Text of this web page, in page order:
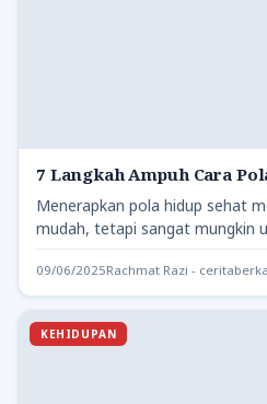
7 Langkah Ampuh Cara
Menerapkan pola hidup sehat
mudah, tetapi sangat mungkin
pendekatan yang tepat.…
09/06/2025Rachmat Razi -
KEHIDUPAN